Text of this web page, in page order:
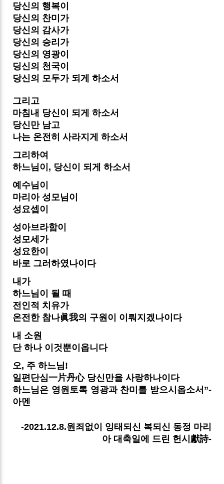
당신의 행복이
당신의 찬미가
당신의 감사가
당신의 승리가
당신의 영광이
딩신의 천국이
당신의 모두가 되게 하소서
그리고
마침내 당신이 되게 하소서
당신만 남고
나는 온전히 사라지게 하소서
그리하여
하느님이, 당신이 되게 하소서
예수님이
마리아 성모님이
성요셉이
성아브라함이
성모세가
성요한이
바로 그러하였나이다
내가
하느님이 될 때
전인적 치유가
온전한 참나眞我의 구원이 이뤄지겠나이다
내 소원
단 하나 이것뿐이옵니다
오, 주 하느님!
일편단심一片丹心 당신만을 사랑하나이다
하느님은 영원토록 영광과 찬미를 받으시옵소서”-
아멘
-2021.12.8.원죄없이 잉태되신 복되신 동정 마리
아 대축일에 드린 헌시獻詩-